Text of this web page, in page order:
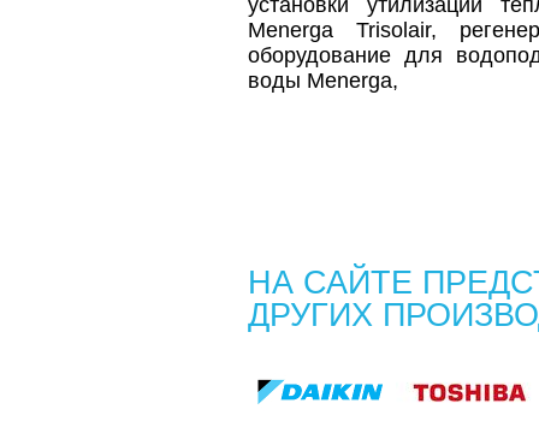
установки утилизации
Menerga Trisolair,
оборудование для
воды Menerga,
НА САЙТЕ
ДРУГИХ